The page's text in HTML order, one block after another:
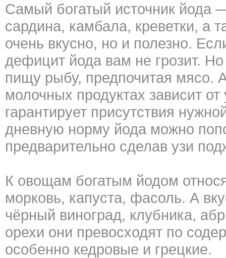
Самый богатый источник йода
сардина, камбала, креветки, а
очень вкусно, но и полезно.
дефицит йода вам не грозит.
пищу рыбу, предпочитая мясо.
молочных продуктах зависит
гарантирует присутствия
дневную норму йода можно
предварительно сделав узи
К овощам богатым йодом
морковь, капуста, фасоль. А
чёрный виноград, клубника,
орехи они превосходят по
особенно кедровые и грецкие.